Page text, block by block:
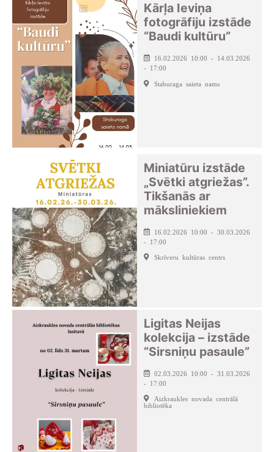
Kārļa Ieviņa
fotogrāfiju izstāde
“Baudi kultūru”
16.02.2026 10:00 - 14.03.2026
- 17:00
Staburaga saieta nams
Miniatūru izstāde
„Svētki atgriežas”.
Tikšanās ar
māksliniekiem
16.02.2026 10:00 - 30.03.2026
- 17:00
Skrīveru kultūras centrs
Ligitas Neijas
kolekcija – izstāde
“Sirsniņu pasaule”
02.03.2026 10:00 - 31.03.2026
- 17:00
Aizkraukles novada centrālā
bibliotēka